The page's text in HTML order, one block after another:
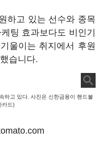
하고 있는 선수와 종목
팅 효과보다도 비인기
울이는 취지에서 후원
습니다.
하고 있다. 사진은 신한금융이 핸드볼
카드)